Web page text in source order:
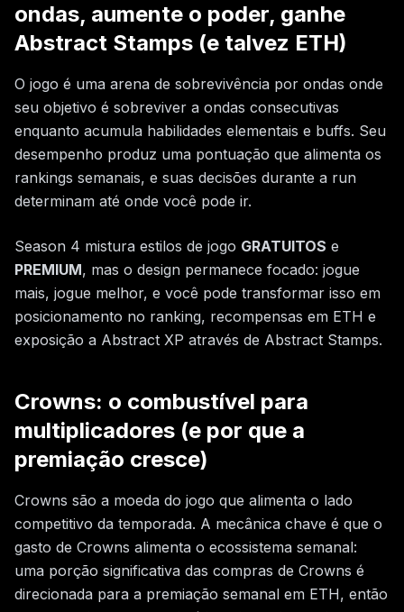
ondas, aumente o poder, ganhe
Abstract Stamps (e talvez ETH)
O jogo é uma arena de sobrevivência por ondas onde
seu objetivo é sobreviver a ondas consecutivas
enquanto acumula habilidades elementais e buffs. Seu
desempenho produz uma pontuação que alimenta os
rankings semanais, e suas decisões durante a run
determinam até onde você pode ir.
Season 4 mistura estilos de jogo GRATUITOS e
PREMIUM, mas o design permanece focado: jogue
mais, jogue melhor, e você pode transformar isso em
posicionamento no ranking, recompensas em ETH e
exposição a Abstract XP através de Abstract Stamps.
Crowns: o combustível para
multiplicadores (e por que a
premiação cresce)
Crowns são a moeda do jogo que alimenta o lado
competitivo da temporada. A mecânica chave é que o
gasto de Crowns alimenta o ecossistema semanal:
uma porção significativa das compras de Crowns é
direcionada para a premiação semanal em ETH, então